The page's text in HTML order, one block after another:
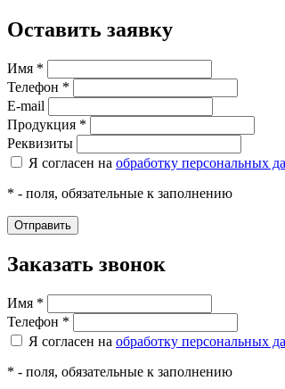
Оставить заявку
Имя *
Телефон *
E-mail
Продукция *
Реквизиты
Я согласен на обработку персональных
* - поля, обязательные к заполнению
Заказать звонок
Имя *
Телефон *
Я согласен на обработку персональных
* - поля, обязательные к заполнению